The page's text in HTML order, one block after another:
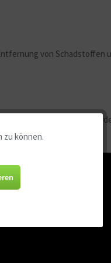
von Schadstoffen
Filtersystem eingesetzt
Aktiv
zu können.